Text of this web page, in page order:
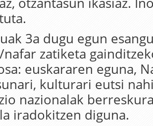
3a dugu egun
nafar zatiketa
euskararen eguna,
kulturari eutsi
nazionalak
iradokitzen diguna.